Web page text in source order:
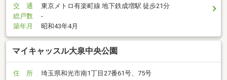
交 通
東京メトロ有楽町線 地下鉄成増駅 徒歩21分
総戸数
-
築年月
昭和43年4月
マイキャッスル大泉中央公園
住 所
埼玉県和光市南1丁目27番61号、75号